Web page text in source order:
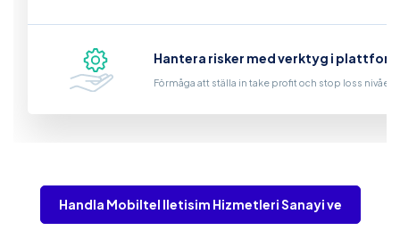
Hantera risker med verktyg i
Förmåga att ställa in take profit och stop loss nivåer
Handla Mobiltel lletisim Hizmetleri Sanayi ve